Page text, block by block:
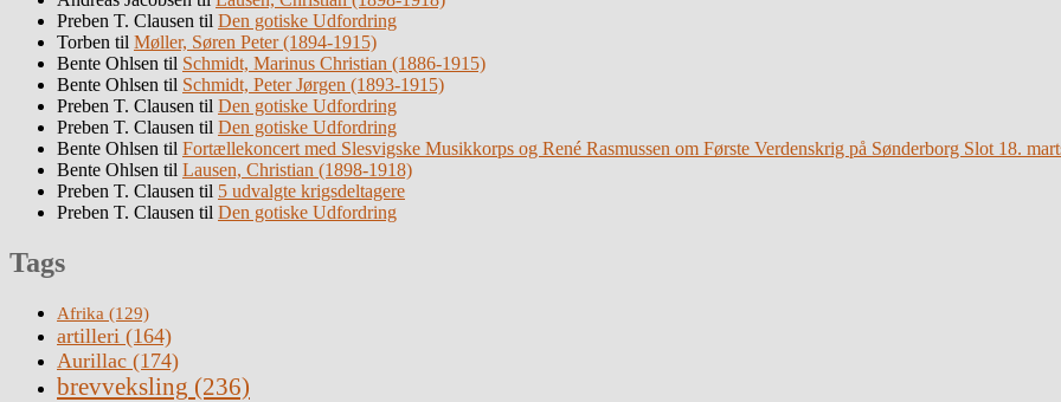
Preben T. Clausen til Den gotiske Udfordring
Torben til Møller, Søren Peter (1894-1915)
Bente Ohlsen til Schmidt, Marinus Christian (1886-1915)
Bente Ohlsen til Schmidt, Peter Jørgen (1893-1915)
Preben T. Clausen til Den gotiske Udfordring
Preben T. Clausen til Den gotiske Udfordring
Bente Ohlsen til Fortællekoncert med Slesvigske Musikkorps og René Rasmussen om Første Verdenskrig på Sønderborg Slot 18.
Bente Ohlsen til Lausen, Christian (1898-1918)
Preben T. Clausen til 5 udvalgte krigsdeltagere
Preben T. Clausen til Den gotiske Udfordring
Tags
Afrika (129)
artilleri (164)
Aurillac (174)
brevveksling (236)